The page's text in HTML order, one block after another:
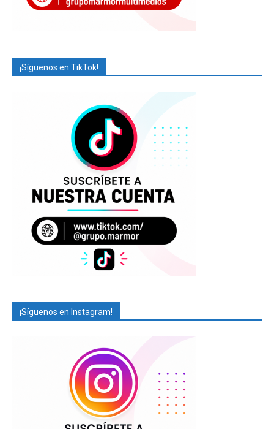
¡Síguenos en TikTok!
¡Síguenos en Instagram!